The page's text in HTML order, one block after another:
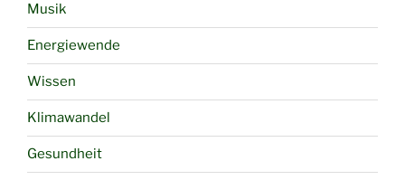
Musik
Energiewende
Wissen
Klimawandel
Gesundheit